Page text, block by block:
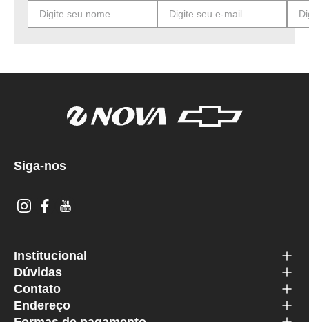
Siga-nos
Institucional
Dúvidas
Contato
Endereço